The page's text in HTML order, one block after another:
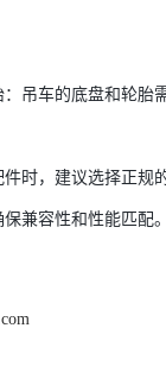
：吊车的底盘和轮胎
件时，建议选择正规
兼容性和性能匹配。